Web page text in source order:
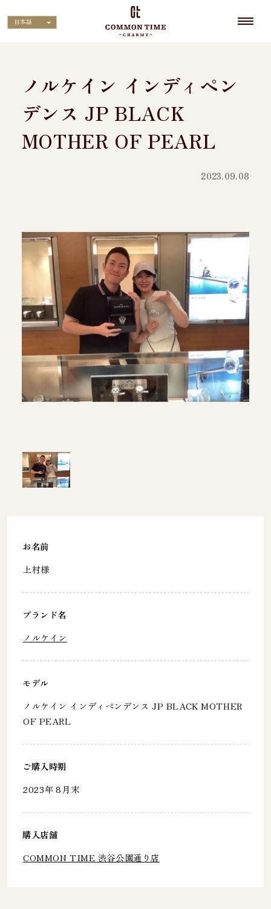
日本語
ノルケイン インディペン
デンス JP BLACK
MOTHER OF PEARL
2023.09.08
お名前
上村様
ブランド名
ノルケイン
モデル
ノルケイン インディペンデンス JP BLACK MOTHER
OF PEARL
ご購入時期
2023年 8月末
購入店舗
COMMON TIME 渋谷公園通り店